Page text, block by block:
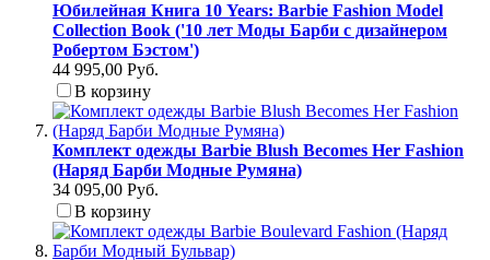
Юбилейная Книга 10 Years: Barbie Fashion Model
Collection Book ('10 лет Моды Барби с дизайнером
Робертом Бэстом')
44 995,00 Руб.
В корзину
Комплект одежды Barbie Blush Becomes Her Fashion
(Наряд Барби Модные Румяна)
34 095,00 Руб.
В корзину